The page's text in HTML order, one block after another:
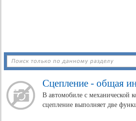
Сцепление - общая
В автомобиле с механической
сцепление выполняет две